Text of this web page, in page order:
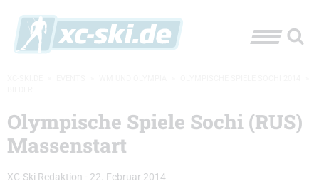
Olympische Spiele Sochi (RUS)
Massenstart
XC-Ski Redaktion - 22. Februar 2014